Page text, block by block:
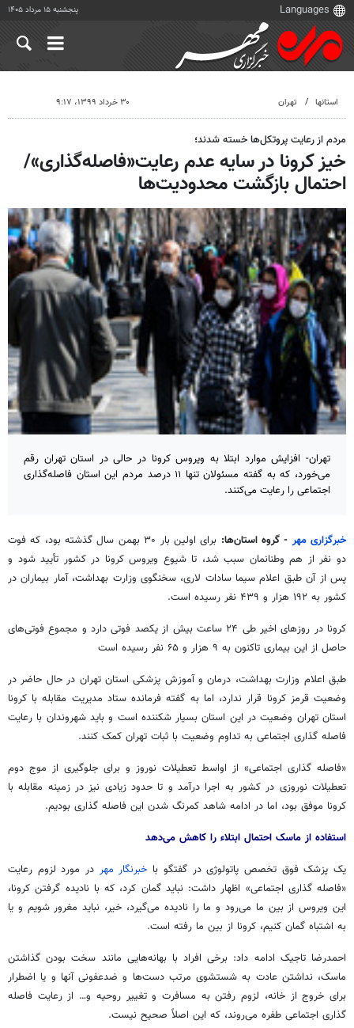
پنجشنبه ۱۵ مرداد ۱۴۰۵
استانها تهران ۳۰ خرداد ۱۳۹۹، ۹:۱۷
مردم از رعایت پروتکل‌ها خسته شدند؛
خیز کرونا در سایه عدم رعایت«فاصله‌گذاری»/
احتمال بازگشت محدودیت‌ها
تهران- افزایش موارد ابتلا به ویروس کرونا در حالی در استان تهران رقم
می‌خورد، که به گفته مسئولان تنها ۱۱ درصد مردم این استان فاصله‌گذاری
اجتماعی را رعایت می‌کنند.
خبرگزاری مهر - گروه استان‌ها:
برای اولین بار ۳۰ بهمن سال گذشته بود، که فوت
دو نفر از هم وطنانمان سبب شد، تا شیوع ویروس کرونا در کشور تأیید شود و
پس از آن طبق اعلام سیما سادات لاری، سخنگوی وزارت بهداشت، آمار بیماران در
کشور به ۱۹۲ هزار و ۴۳۹ نفر رسیده است.
کرونا در روزهای اخیر طی ۲۴ ساعت بیش از یکصد فوتی دارد و مجموع فوتی‌های
حاصل از این بیماری تاکنون به ۹ هزار و ۶۵ نفر رسیده است
طبق اعلام وزارت بهداشت، درمان و آموزش پزشکی استان تهران در حال حاضر در
وضعیت قرمز کرونا قرار ندارد، اما به گفته فرمانده ستاد مدیریت مقابله با کرونا
استان تهران وضعیت در این استان بسیار شکننده است و باید شهروندان با رعایت
فاصله گذاری اجتماعی به تداوم وضعیت با ثبات تهران کمک کنند.
«فاصله گذاری اجتماعی» از اواسط تعطیلات نوروز و برای جلوگیری از موج دوم
تعطیلات نوروزی در کشور به اجرا درآمد و تا حدود زیادی نیز در زمینه مقابله با
کرونا موفق بود، اما در ادامه شاهد کمرنگ شدن این فاصله گذاری بودیم.
استفاده از ماسک احتمال ابتلاء را کاهش می‌دهد
یک پزشک فوق تخصص پاتولوژی در گفتگو با خبرنگار مهر در مورد لزوم رعایت
«فاصله گذاری اجتماعی» اظهار داشت: نباید گمان کرد، که با نادیده گرفتن کرونا،
این ویروس از بین ما می‌رود و ما را نادیده می‌گیرد، خیر، نباید مغرور شویم و یا
به اشتباه گمان کنیم، کرونا از بین ما رفته است.
احمدرضا تاجیک ادامه داد: برخی افراد با بهانه‌هایی مانند سخت بودن گذاشتن
ماسک، نداشتن عادت به شستشوی مرتب دست‌ها و ضدعفونی آنها و یا اضطرار
برای خروج از خانه، لزوم رفتن به مسافرت و تغییر روحیه و… از رعایت فاصله
گذاری اجتماعی طفره می‌روند، که این اصلاً صحیح نیست.